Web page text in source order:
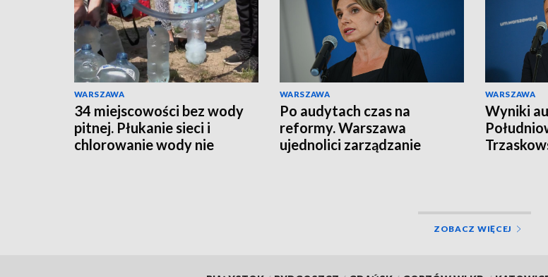
WARSZAWA
34 miejscowości bez wody
pitnej. Płukanie sieci i
chlorowanie wody nie
WARSZAWA
Po audytach czas na
reformy. Warszawa
ujednolici zarządzanie
WARSZAWA
Wyniki
ZOBACZ WIĘCEJ